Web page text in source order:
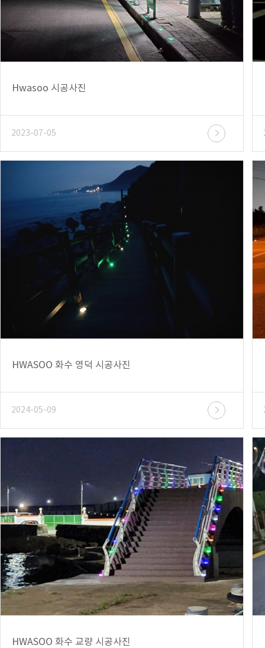
Hwasoo 시공사진
2023-07-05
HWASOO 화수 영덕 시공사진
2024-05-09
HWASOO 화수 교량 시공사진